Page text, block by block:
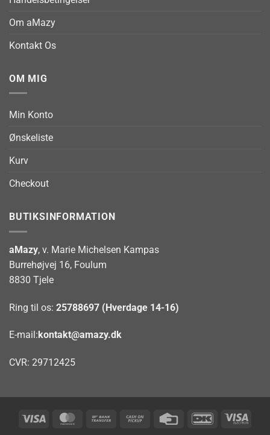
Om aMazy
Kontakt Os
OM MIG
Min Konto
Ønskeliste
Kurv
Checkout
BUTIKSINFORMATION
aMazy, v. Marie Michelsen Kampas
Burrehøjvej 16, Foulum
8830 Tjele
Ring til os: 25788697 (Hverdage 14-16)
E-mail: kontakt@amazy.dk
CVR: 29712425
Visa MasterCardBank
Cash
Credit
DanKort Visa